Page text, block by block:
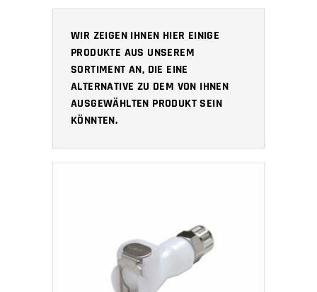
WIR ZEIGEN IHNEN HIER EINIGE
PRODUKTE AUS UNSEREM
SORTIMENT AN, DIE EINE
ALTERNATIVE ZU DEM VON IHNEN
AUSGEWÄHLTEN PRODUKT SEIN
KÖNNTEN.
IN DEN WARENKORB